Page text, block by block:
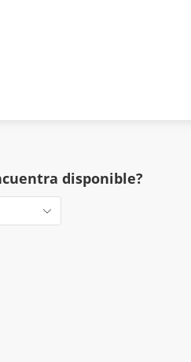
disponible?